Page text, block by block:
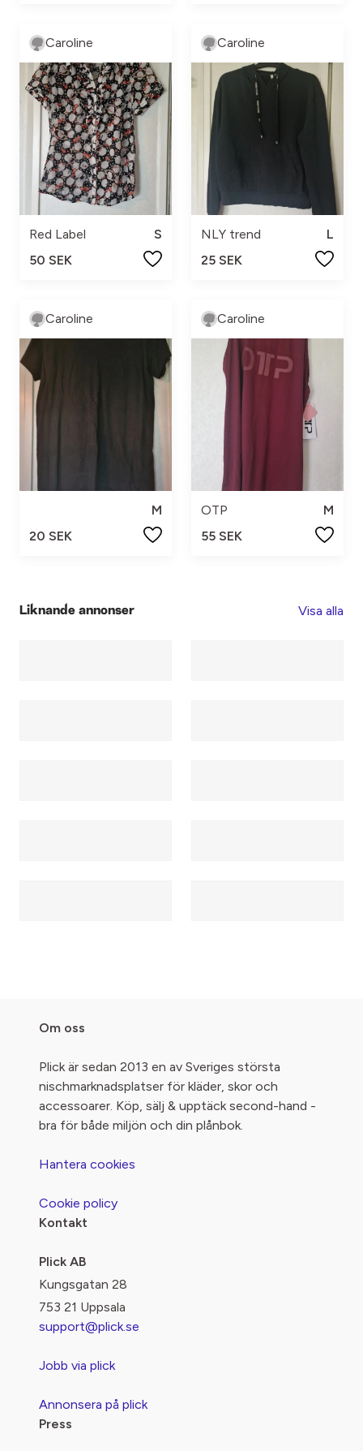
Caroline
Red Label
S
50 SEK
Caroline
NLY trend
L
25 SEK
Caroline
M
20 SEK
Caroline
OTP
M
55 SEK
Liknande annonser Visa alla
Om oss
Plick är sedan 2013 en av Sveriges största
nischmarknadsplatser för kläder, skor och
accessoarer. Köp, sälj & upptäck second-hand -
bra för både miljön och din plånbok.
Hantera cookies
Cookie policy
Kontakt
Plick AB
Kungsgatan 28
753 21 Uppsala
support@plick.se
Jobb via plick
Annonsera på plick
Press